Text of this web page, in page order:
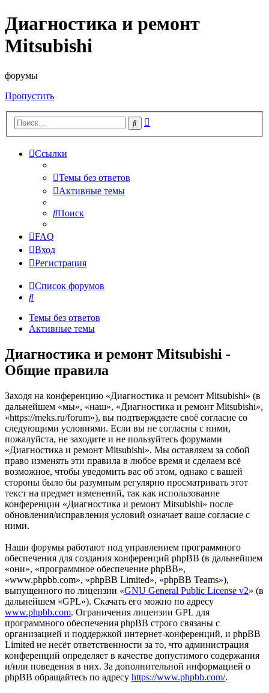
Диагностика и ремонт
Mitsubishi
форумы
Пропустить
Поиск
Ссылки
Темы без ответов
Активные темы
Поиск
FAQ
Вход
Регистрация
Список форумов
Поиск
Темы без ответов
Активные темы
Диагностика и ремонт Mitsubishi -
Общие правила
Заходя на конференцию «Диагностика и ремонт Mitsubishi» (в
дальнейшем «мы», «наш», «Диагностика и ремонт Mitsubishi»,
«https://meks.ru/forum»), вы подтверждаете своё согласие со
следующими условиями. Если вы не согласны с ними,
пожалуйста, не заходите и не пользуйтесь форумами
«Диагностика и ремонт Mitsubishi». Мы оставляем за собой
право изменять эти правила в любое время и сделаем всё
возможное, чтобы уведомить вас об этом, однако с вашей
стороны было бы разумным регулярно просматривать этот
текст на предмет изменений, так как использование
конференции «Диагностика и ремонт Mitsubishi» после
обновления/исправления условий означает ваше согласие с
ними.
Наши форумы работают под управлением программного
обеспечения для создания конференций phpBB (в дальнейшем
«они», «программное обеспечение phpBB»,
«www.phpbb.com», «phpBB Limited», «phpBB Teams»),
выпущенного по лицензии «GNU General Public License v2» (в
дальнейшем «GPL»). Скачать его можно по адресу
www.phpbb.com. Ограничения лицензии GPL для
программного обеспечения phpBB строго связаны с
организацией и поддержкой интернет-конференций, и phpBB
Limited не несёт ответственности за то, что администрация
конференций определяет в качестве допустимого содержания
и/или поведения в них. За дополнительной информацией о
phpBB обращайтесь по адресу https://www.phpbb.com/.